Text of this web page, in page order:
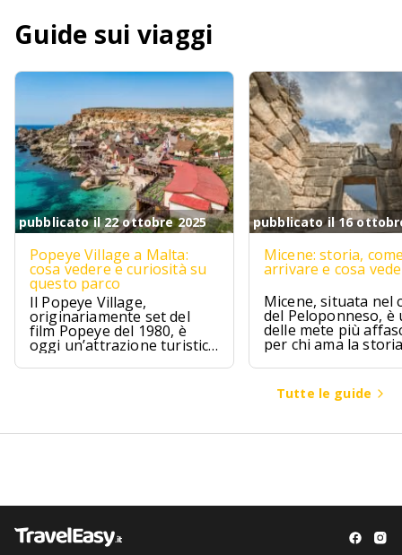
Guide sui viaggi
pubblicato il 22 ottobre 2025
Popeye Village a Malta:
cosa vedere e curiosità su
questo parco
Il Popeye Village,
originariamente set del
film Popeye del 1980, è
oggi un’attrazione turistica
ad Anchor Bay, Malta.
pubblicato il 16
Micene: storia,
arrivare e cosa
Micene, situata nel
del Peloponneso, è
delle mete più
per chi ama la
l’archeologia.
Tutte le guide